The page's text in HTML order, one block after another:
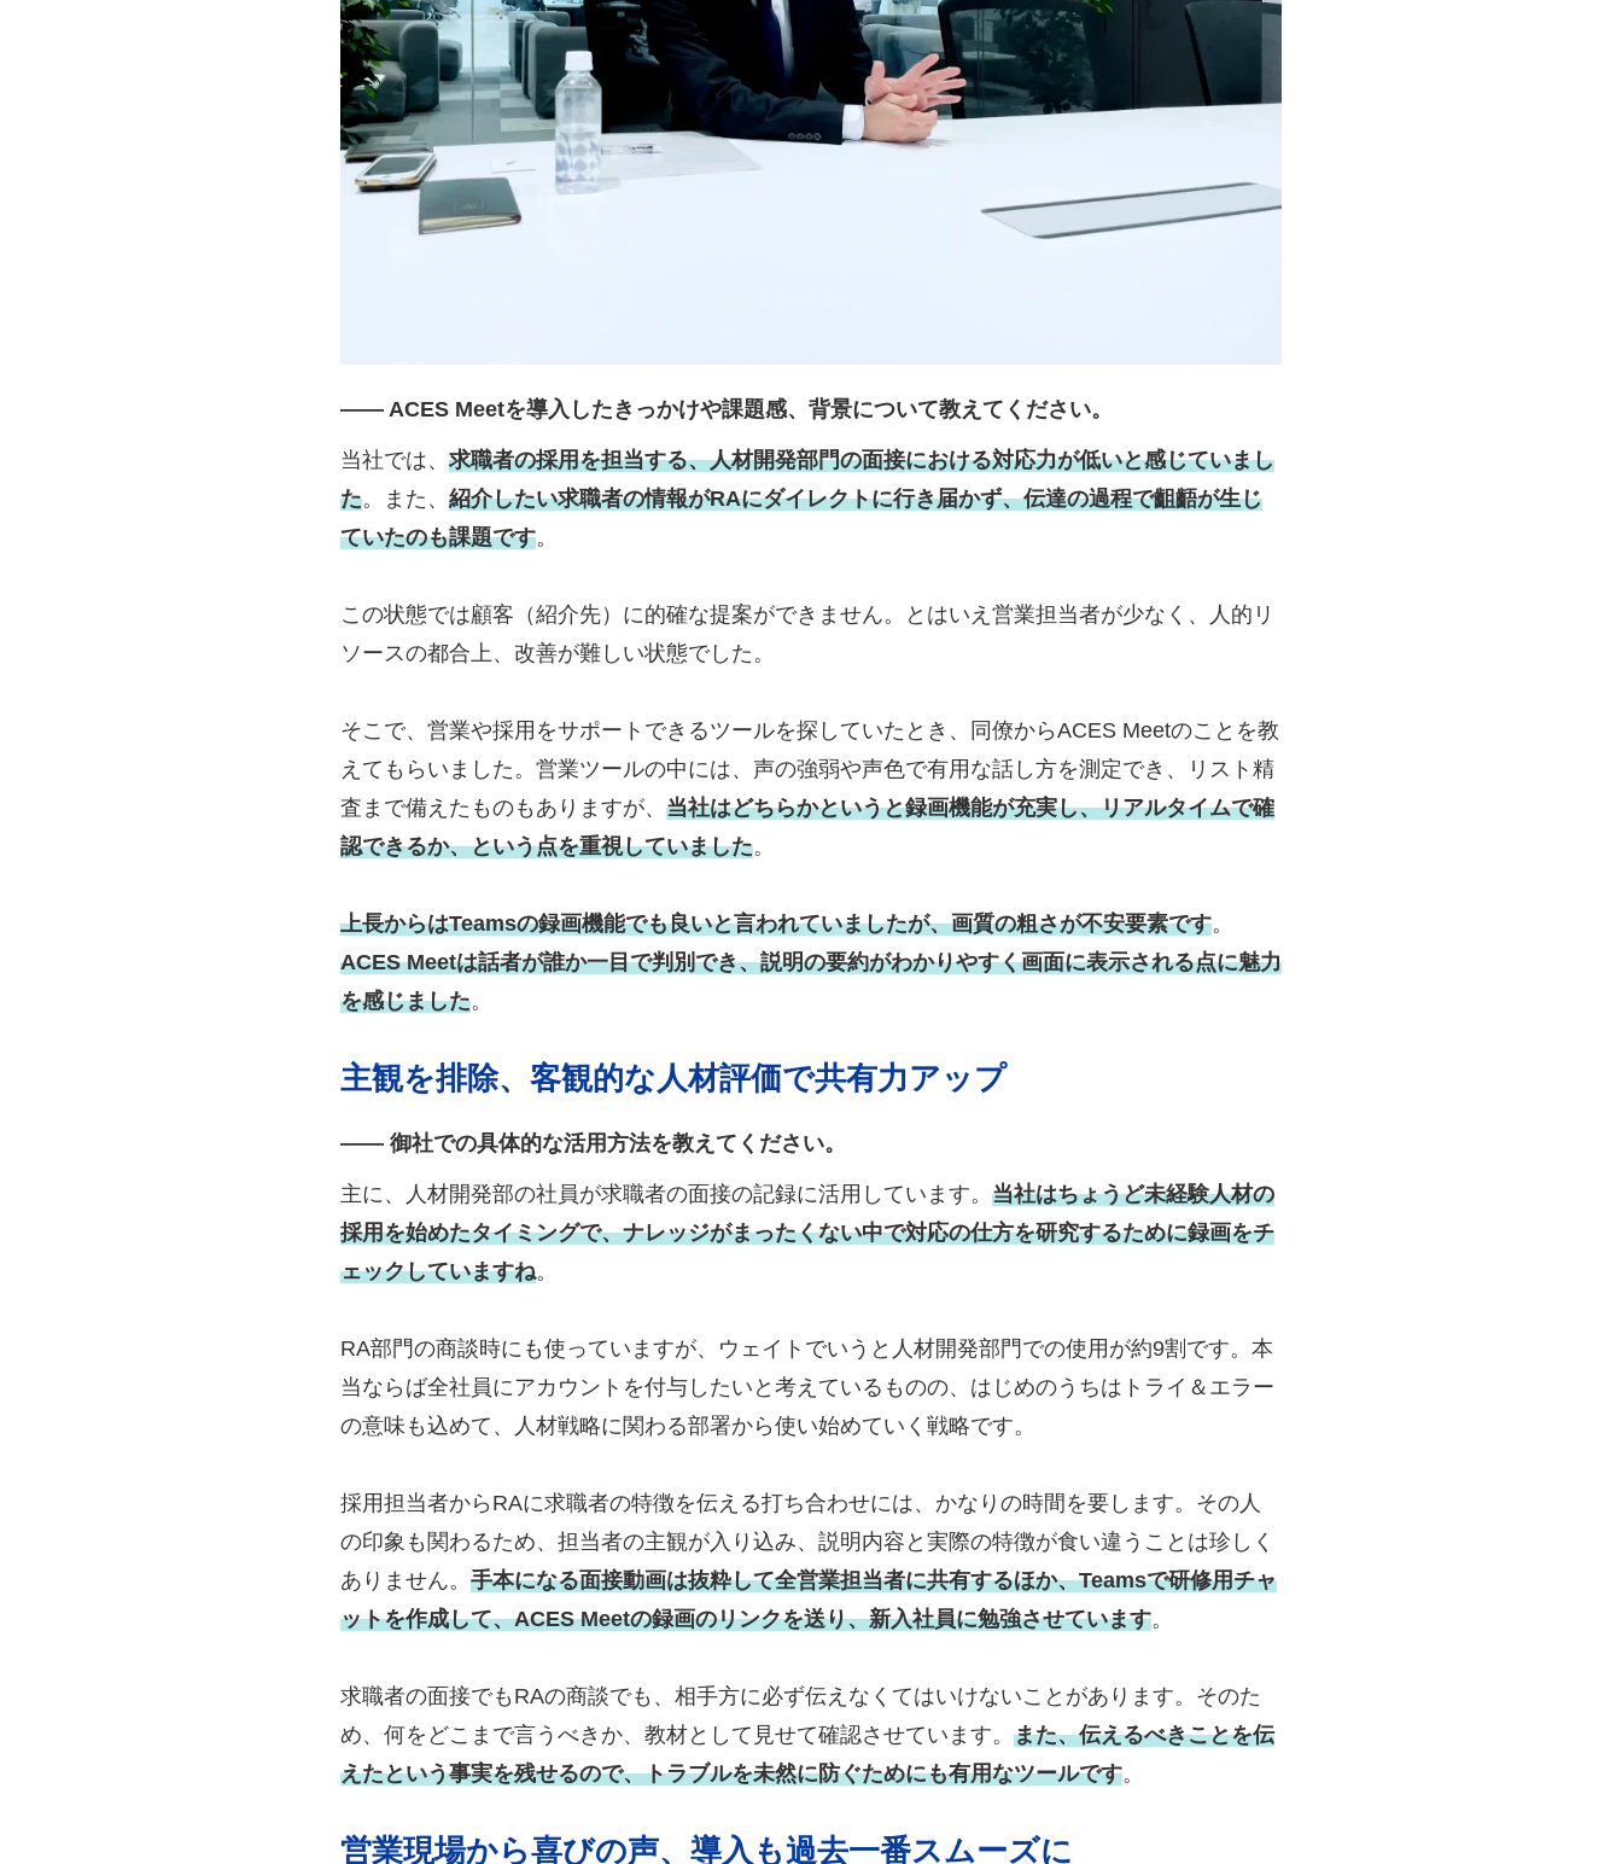
―― ACES Meetを導入したきっかけや課題感、背景について教えてください。
当社では、 求職者の採用を担当する、人材開発部門の面接における対応力が低いと感じていまし
た。また、 紹介したい求職者の情報がRAにダイレクトに行き届かず、伝達の過程で齟齬が生じ
ていたのも課題です。
この状態では顧客（紹介先）に的確な提案ができません。とはいえ営業担当者が少なく、人的リ
ソースの都合上、改善が難しい状態でした。
そこで、営業や採用をサポートできるツールを探していたとき、同僚からACES Meetのことを教
えてもらいました。営業ツールの中には、声の強弱や声色で有用な話し方を測定でき、リスト精
査まで備えたものもありますが、 当社はどちらかというと録画機能が充実し、リアルタイムで確
認できるか、という点を重視していました。
上長からはTeamsの録画機能でも良いと言われていましたが、画質の粗さが不安要素です。
ACES Meetは話者が誰か一目で判別でき、説明の要約がわかりやすく画面に表示される点に魅力
を感じました。
主観を排除、客観的な人材評価で共有力アップ
―― 御社での具体的な活用方法を教えてください。
主に、人材開発部の社員が求職者の面接の記録に活用しています。 当社はちょうど未経験人材の
採用を始めたタイミングで、ナレッジがまったくない中で対応の仕方を研究するために録画をチ
ェックしていますね。
RA部門の商談時にも使っていますが、ウェイトでいうと人材開発部門での使用が約9割です。本
当ならば全社員にアカウントを付与したいと考えているものの、はじめのうちはトライ＆エラー
の意味も込めて、人材戦略に関わる部署から使い始めていく戦略です。
採用担当者からRAに求職者の特徴を伝える打ち合わせには、かなりの時間を要します。その人
の印象も関わるため、担当者の主観が入り込み、説明内容と実際の特徴が食い違うことは珍しく
ありません。 手本になる面接動画は抜粋して全営業担当者に共有するほか、Teamsで研修用チャ
ットを作成して、ACES Meetの録画のリンクを送り、新入社員に勉強させています。
求職者の面接でもRAの商談でも、相手方に必ず伝えなくてはいけないことがあります。そのた
め、何をどこまで言うべきか、教材として見せて確認させています。 また、伝えるべきことを伝
えたという事実を残せるので、トラブルを未然に防ぐためにも有用なツールです。
営業現場から喜びの声、導入も過去一番スムーズに